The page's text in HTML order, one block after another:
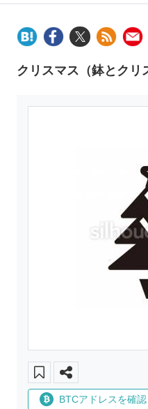
クリスマス（鉢とクリ
BTCアドレスを確認